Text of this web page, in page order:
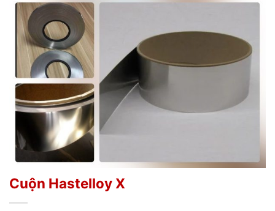
Cuộn Hastelloy X